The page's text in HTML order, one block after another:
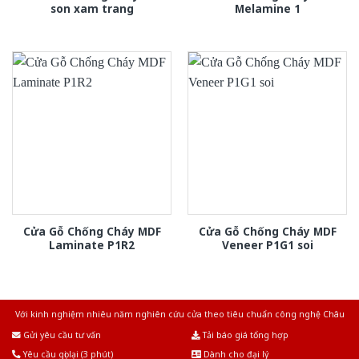
son xam trang
Melamine 1
Cửa Gỗ Chống Cháy MDF
Laminate P1R2
Cửa Gỗ Chống Cháy MDF
Veneer P1G1 soi
Với kinh nghiệm nhiêu năm nghiên cứu cửa theo tiêu chuẩn công nghệ Châu
Gửi yêu cầu tư vấn
Tải báo giá tổng hợp
Yêu cầu gọi lại (3 phút)
Dành cho đại lý